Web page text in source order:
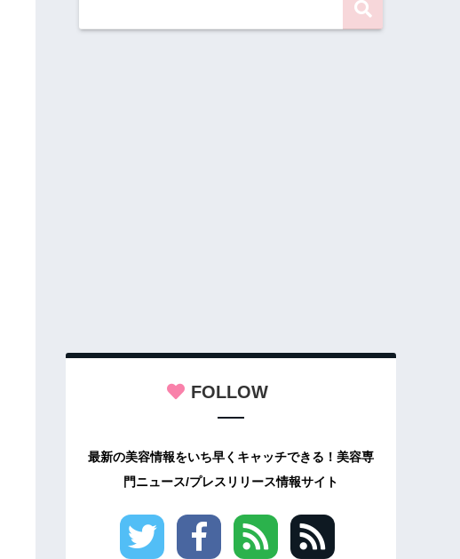
FOLLOW
最新の美容情報をいち早くキャッチできる！美容専
門ニュース/プレスリリース情報サイト